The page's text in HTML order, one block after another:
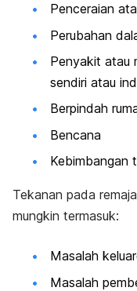
Penceraian
Perubahan
Penyakit atau
sendiri atau
Berpindah
Bencana
Kebimbangan
Tekanan pada
mungkin termasuk:
Masalah
Masalah